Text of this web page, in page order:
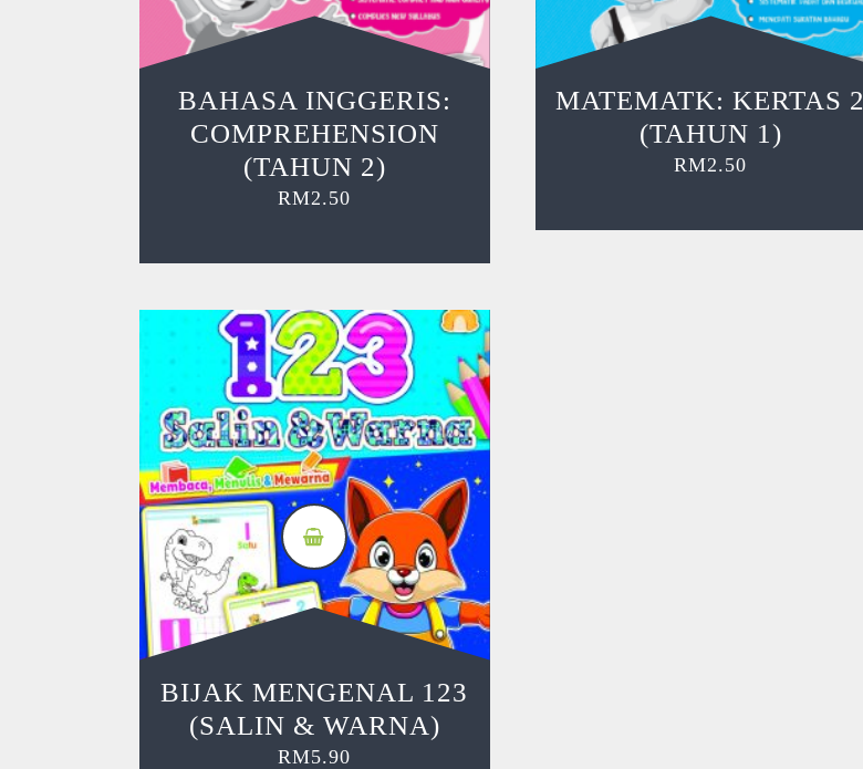
BAHASA INGGERIS:
COMPREHENSION
(TAHUN 2)
RM2.50
MATEMATK: KERTAS 2
(TAHUN 1)
RM2.50
BIJAK MENGENAL 123
(SALIN & WARNA)
RM5.90